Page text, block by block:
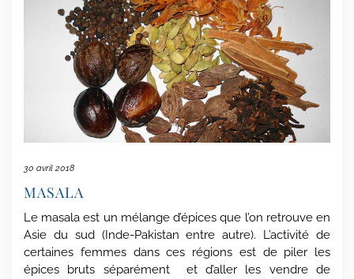
30 avril 2018
MASALA
Le masala est un mélange d’épices que l’on retrouve en
Asie du sud (Inde-Pakistan entre autre). L’activité de
certaines femmes dans ces régions est de piler les
épices bruts séparément et d’aller les vendre de